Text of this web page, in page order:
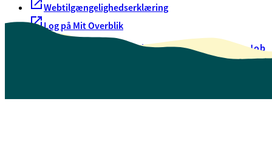
Webtilgængelighedserklæring
Log på Mit Overblik
Oversigt over selvbetjeningJob